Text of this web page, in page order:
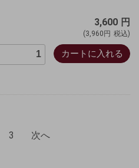
3,600 円
(3,960円 税込)
カートに入れる
3 次へ